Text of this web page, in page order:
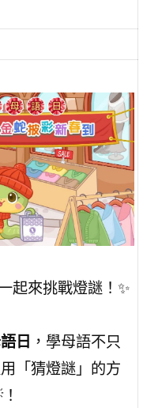
起來挑戰燈謎！✨
日 ，學母語不只
「猜燈謎」的方